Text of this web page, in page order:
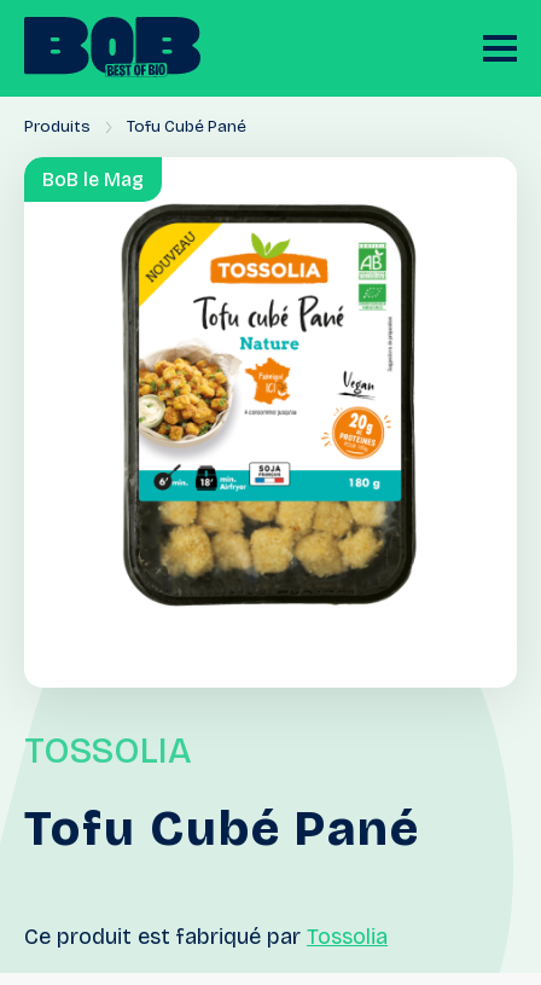
Produits Tofu Cubé Pané
BoB le Mag
TOSSOLIA
Tofu Cubé Pané
Ce produit est fabriqué par Tossolia